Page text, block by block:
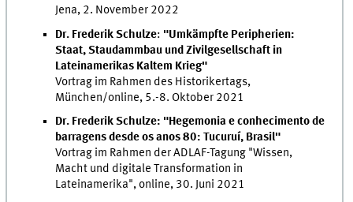
Jena, 2. November 2022
Dr. Frederik Schulze: "Umkämpfte Peripherien:
Staat, Staudammbau und Zivilgesellschaft in
Lateinamerikas Kaltem Krieg"
Vortrag im Rahmen des Historikertags,
München/online, 5.-8. Oktober 2021
Dr. Frederik Schulze: "Hegemonia e conhecimento de
barragens desde os anos 80: Tucuruí, Brasil"
Vortrag im Rahmen der ADLAF-Tagung "Wissen,
Macht und digitale Transformation in
Lateinamerika", online, 30. Juni 2021